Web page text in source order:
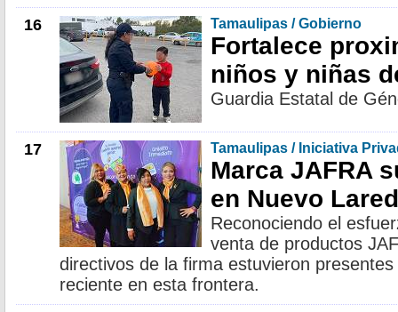
16 Tamaulipas / Gobierno
Fortalece
niños y niñas
Guardia Estatal de
17 Tamaulipas / Iniciativa
Marca JAFRA
en Nuevo
Reconociendo el
venta de productos
directivos de la firma estuvieron
reciente en esta frontera.